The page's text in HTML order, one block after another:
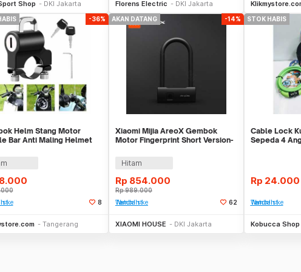
Shop DKI Jakarta Florens Electric DKI Jakarta
-36%
Helm Stang Motor
Bar Anti Maling Helmet
8
Tangerang
AKAN DATANG -14%
Xiaomi Mijia AreoX Gembok
Motor Fingerprint Short Version-
Hitam
Rp 854.000
Rp989.000
Tambah ke Watchlist
62
XIAOMI HOUSE DKI Jakarta
STOK HABIS
Cable Lock
Sepeda 4
Rp 24.000
Tambah ke Watchlist
Kobucca Shop